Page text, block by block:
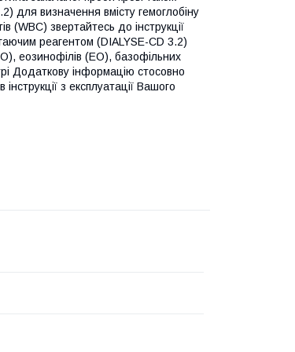
для визначення вмісту гемоглобіну
(WBC) звертайтесь до інструкції
реагентом (DIALYSE-CD 3.2)
еозинофілів (EO), базофільних
Додаткову інформацію стосовно
з експлуатації Вашого